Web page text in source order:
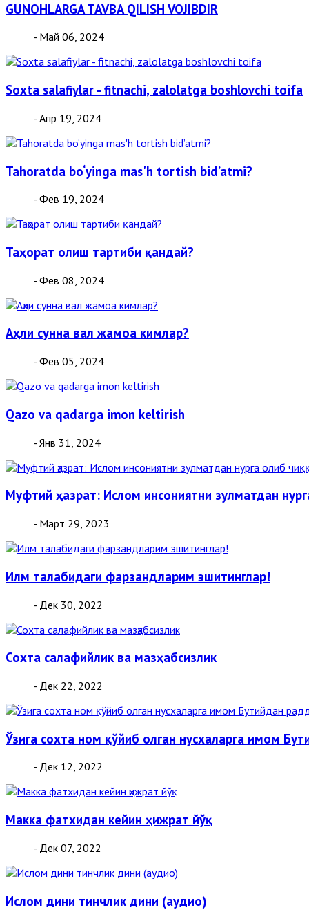
GUNOHLARGA TAVBA QILISH VOJIBDIR
- Май 06, 2024
Soxta salafiylar - fitnachi, zalolatga boshlovchi toifa
- Апр 19, 2024
Tahoratda bo‘yinga mas'h tortish bid’atmi?
- Фев 19, 2024
Таҳорат олиш тартиби қандай?
- Фев 08, 2024
Аҳли сунна вал жамоа кимлар?
- Фев 05, 2024
Qazo va qadarga imon keltirish
- Янв 31, 2024
Муфтий ҳазрат: Ислом инсониятни зулматдан
- Март 29, 2023
Илм талабидаги фарзандларим эшитинглар!
- Дек 30, 2022
Сохта салафийлик ва мазҳабсизлик
- Дек 22, 2022
Ўзига сохта ном қўйиб олган нусхаларга имом
- Дек 12, 2022
Макка фатхидан кейин ҳижрат йўқ
- Дек 07, 2022
Ислом дини тинчлик дини (аудио)